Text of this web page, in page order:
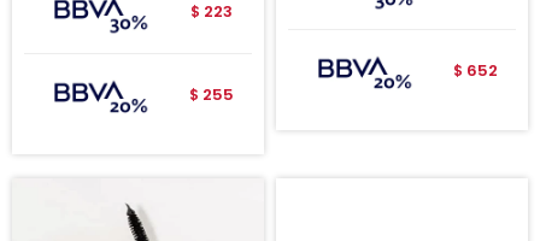
$ 223
$ 255
$ 652